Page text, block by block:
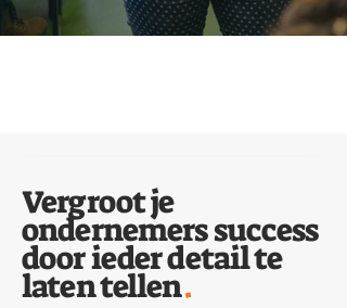
Vergroot je
ondernemers success
door ieder detail te
laten tellen.